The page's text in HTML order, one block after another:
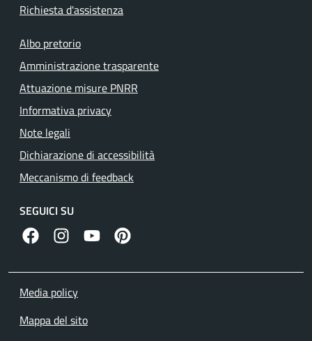
Richiesta d'assistenza
Albo pretorio
Amministrazione trasparente
Attuazione misure PNRR
Informativa privacy
Note legali
Dichiarazione di accessibilità
Meccanismo di feedback
SEGUICI SU
facebook instagramcanale youtube
pinterest
Media policy
Mappa del sito